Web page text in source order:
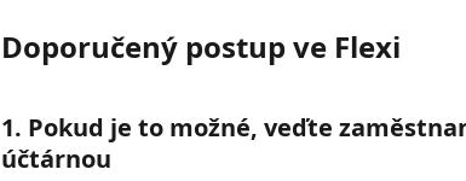
Doporučený postup ve Flexi
1. Pokud je to možné, veďte
účtárnou